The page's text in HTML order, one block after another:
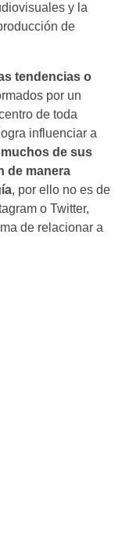
y la
de
tendencias o
por un
de toda
influenciar a
muchos de sus
de manera
, por ello no es de
o Twitter,
de relacionar a